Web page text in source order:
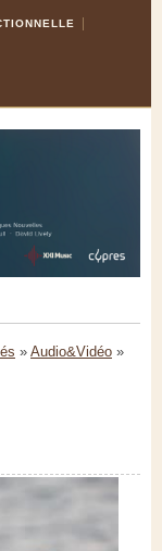
» Audio&Vidéo »